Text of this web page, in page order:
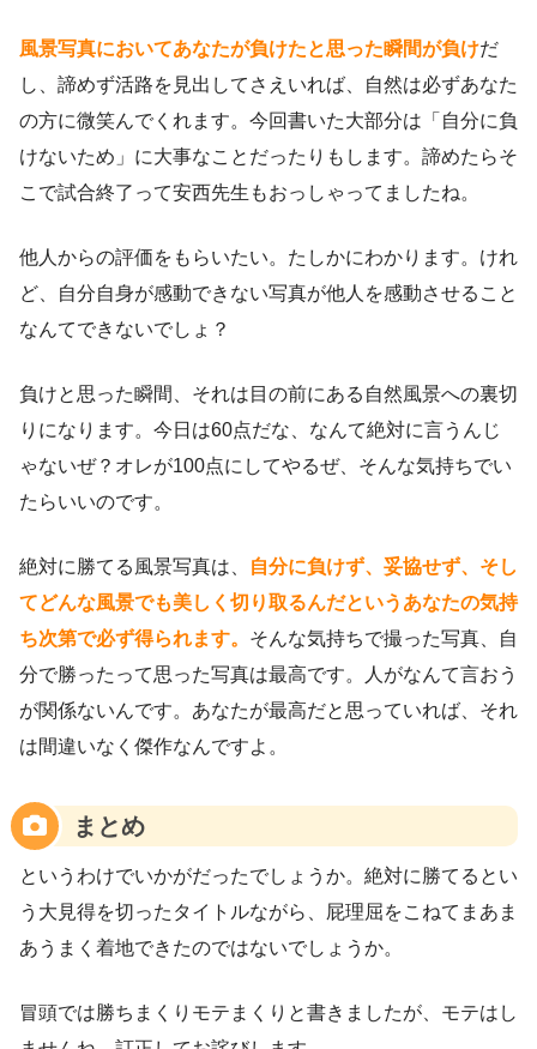
風景写真においてあなたが負けたと思った瞬間が負けだ
し、諦めず活路を見出してさえいれば、自然は必ずあなた
の方に微笑んでくれます。今回書いた大部分は「自分に負
けないため」に大事なことだったりもします。諦めたらそ
こで試合終了って安西先生もおっしゃってましたね。
他人からの評価をもらいたい。たしかにわかります。けれ
ど、自分自身が感動できない写真が他人を感動させること
なんてできないでしょ？
負けと思った瞬間、それは目の前にある自然風景への裏切
りになります。今日は60点だな、なんて絶対に言うんじ
ゃないぜ？オレが100点にしてやるぜ、そんな気持ちでい
たらいいのです。
絶対に勝てる風景写真は、
自分に負けず、妥協せず、そし
てどんな風景でも美しく切り取るんだというあなたの気持
ち次第で必ず得られます。 そんな気持ちで撮った写真、自
分で勝ったって思った写真は最高です。人がなんて言おう
が関係ないんです。あなたが最高だと思っていれば、それ
は間違いなく傑作なんですよ。
まとめ
というわけでいかがだったでしょうか。絶対に勝てるとい
う大見得を切ったタイトルながら、屁理屈をこねてまあま
あうまく着地できたのではないでしょうか。
冒頭では勝ちまくりモテまくりと書きましたが、モテはし